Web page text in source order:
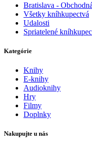
Bratislava - Obchodná
Všetky kníhkupectvá
Udalosti
Spriatelené
Kategórie
Knihy
E-knihy
Audioknihy
Hry
Filmy
Doplnky
Nakupujte u nás